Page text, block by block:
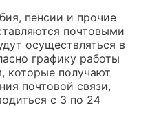
пенсии и прочие
почтовыми
осуществляться в
графику работы
которые получают
почтовой связи,
с 3 по 24